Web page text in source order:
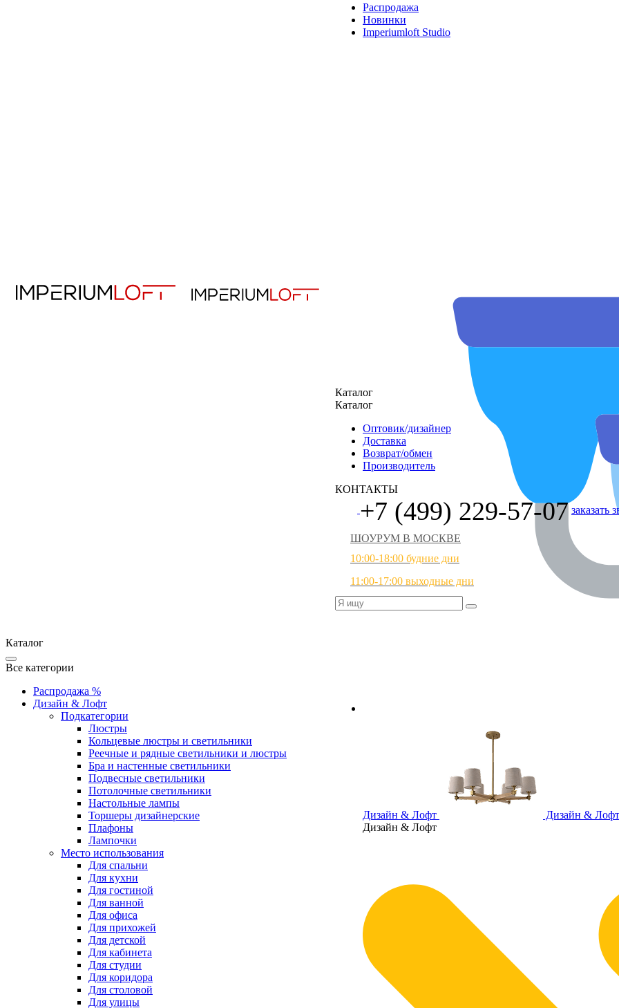
Распродажа
Новинки
Imperiumloft Studio
Дизайн & Лофт
Дизайн & Лофт
Дизайн & Лофт
Каталог
Каталог
Оптовик/дизайнер
Доставка
Возврат/обмен
Производитель
КОНТАКТЫ
+7 (499) 229-57-07 заказать
ШОУРУМ В МОСКВЕ
10:00-18:00 будние дни
11:00-17:00 выходные дни
Каталог
Все категории
Распродажа %
Дизайн & Лофт
Подкатегории
Люстры
Кольцевые люстры и светильники
Реечные и рядные светильники и люстры
Бра и настенные светильники
Подвесные светильники
Потолочные светильники
Настольные лампы
Торшеры дизайнерские
Плафоны
Лампочки
Место использования
Для спальни
Для кухни
Для гостиной
Для ванной
Для офиса
Для прихожей
Для детской
Для кабинета
Для студии
Для коридора
Для столовой
Для улицы